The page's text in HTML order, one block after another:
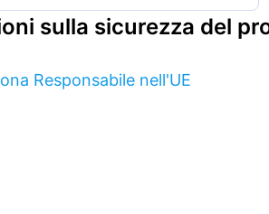
sulla sicurezza del
Responsabile nell'UE